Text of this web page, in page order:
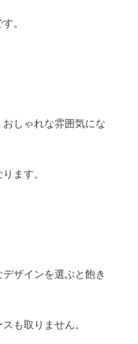
。
しゃれな雰囲気にな
ます。
ザインを選ぶと飽き
も取りません。